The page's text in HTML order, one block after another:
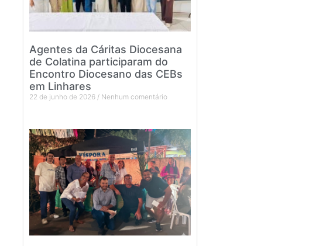
Agentes da Cáritas Diocesana
de Colatina participaram do
Encontro Diocesano das CEBs
em Linhares
22 de junho de 2026 Nenhum comentário